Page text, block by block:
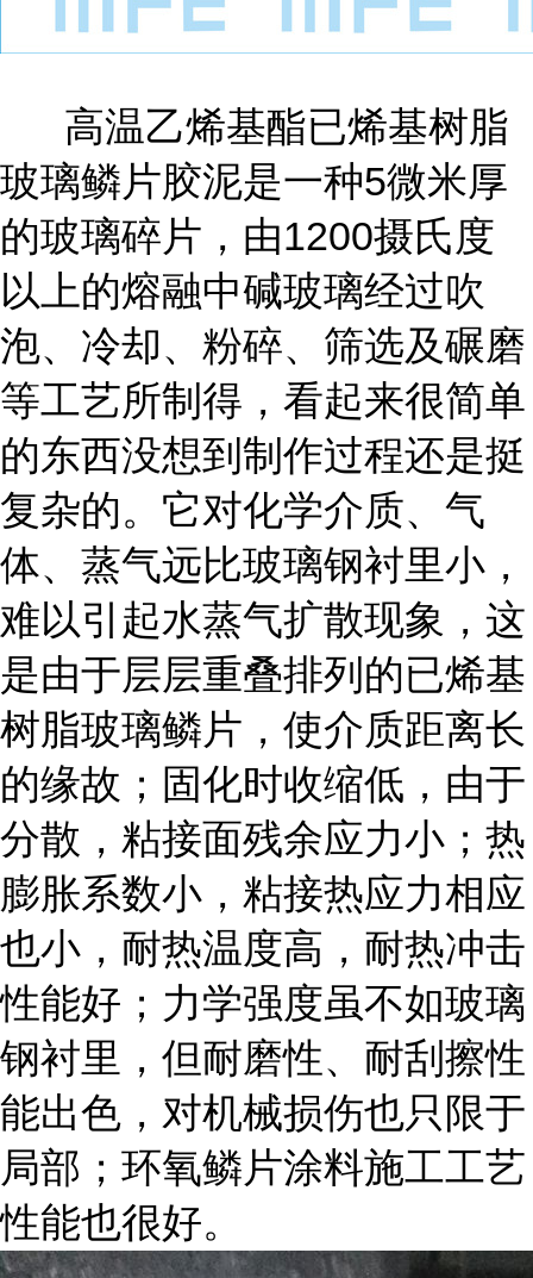
高温乙烯基酯已烯基树脂
玻璃鳞片胶泥是一种5微米厚
的玻璃碎片，由1200摄氏度
以上的熔融中碱玻璃经过吹
泡、冷却、粉碎、筛选及碾磨
等工艺所制得，看起来很简单
的东西没想到制作过程还是挺
复杂的。它对化学介质、气
体、蒸气远比玻璃钢衬里小，
难以引起水蒸气扩散现象，这
是由于层层重叠排列的已烯基
树脂玻璃鳞片，使介质距离长
的缘故；固化时收缩低，由于
分散，粘接面残余应力小；热
膨胀系数小，粘接热应力相应
也小，耐热温度高，耐热冲击
性能好；力学强度虽不如玻璃
钢衬里，但耐磨性、耐刮擦性
能出色，对机械损伤也只限于
局部；环氧鳞片涂料施工工艺
性能也很好。